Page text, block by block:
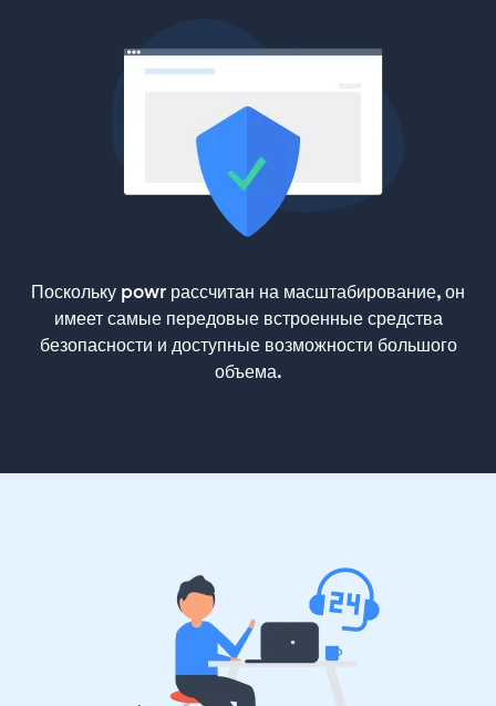
Поскольку powr рассчитан на масштабирование, он
имеет самые передовые встроенные средства
безопасности и доступные возможности большого
объема.